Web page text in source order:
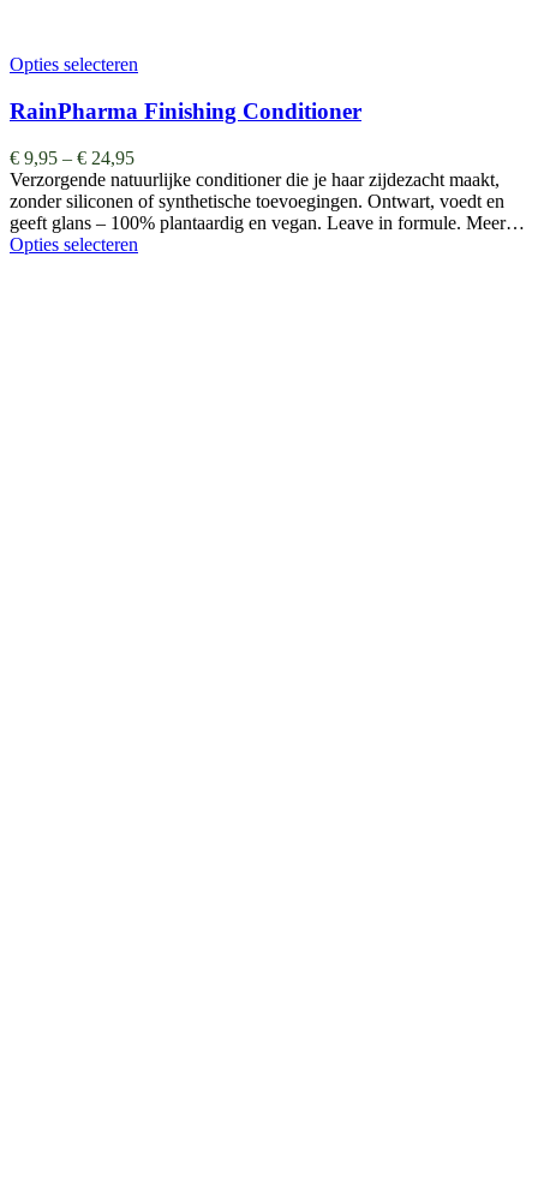
Opties selecteren
RainPharma Finishing Conditioner
€ 9,95 – € 24,95
Verzorgende natuurlijke conditioner die je haar zijdezacht maakt,
zonder siliconen of synthetische toevoegingen. Ontwart, voedt en
geeft glans – 100% plantaardig en vegan. Leave in formule. Meer…
Opties selecteren